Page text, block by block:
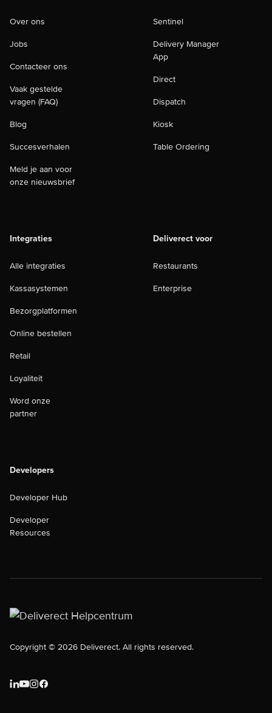
Over ons
Jobs
Contacteer ons
Vaak gestelde
vragen (FAQ)
Blog
Succesverhalen
Meld je aan voor
onze nieuwsbrief
Sentinel
Delivery Manager
App
Direct
Dispatch
Kiosk
Table Ordering
Integraties
Alle integraties
Kassasystemen
Bezorgplatformen
Online bestellen
Retail
Loyaliteit
Word onze
partner
Deliverect voor
Restaurants
Enterprise
Developers
Developer Hub
Developer
Resources
Copyright © 2026 Deliverect. All rights reserved.